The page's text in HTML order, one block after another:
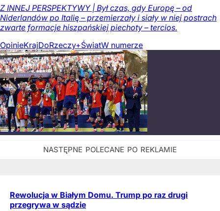
Z INNEJ PERSPEKTYWY | Był czas, gdy Europę – od
Niderlandów po Italię – przemierzały i siały w niej postrach
zwarte formacje hiszpańskiej piechoty – tercios.
OpinieKrajDoRzeczy+ŚwiatW numerze
Rewolucja w Białym Domu. Trump po raz drugi
przegrywa w sądzie